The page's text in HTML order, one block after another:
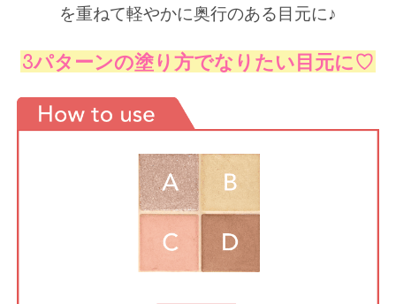
を重ねて軽やかに奥行のある目元に♪
3パターンの塗り方でなりたい目元に♡